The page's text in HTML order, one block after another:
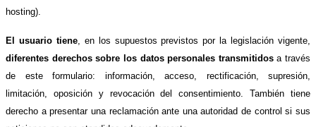
hosting).
El usuario tiene, en los supuestos previstos por la legislación vigente,
diferentes derechos sobre los datos personales transmitidosa través
de este formulario: información, acceso, rectificación, supresión,
limitación, oposición y revocación del consentimiento. También tiene
derecho a presentar una reclamación ante una autoridad de control si sus